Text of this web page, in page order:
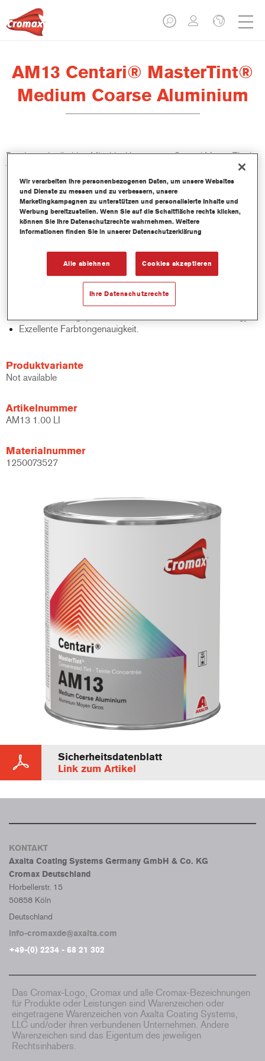
AM13 Centari® MasterTint®
Medium Coarse Aluminium
Das lösemittelhaltige Mischlackkonzentrat Centari MasterTint ist
Teil des Centari Decklack- und Basislack-Systems.
Produktmerkmale
Unverwechselbares, Vielseitiges und einfach zu
handhabenes Reparaturlacksystem.
Ein Mischbanksystem liefert alle lösemittelbasierenden
Lackqualitäten-medium - und high Solid Decklacke und
Basislacke.
Schnelle Bestandskontrolle.
Schnelle Materialverwaltung.
Spart Lagerplatz.
Exzellente Farbtongenauigkeit.
Produktvariante
Not available
Artikelnummer
AM13 1.00 LI
Materialnummer
1250073527
Sicherheitsdatenblatt
Link zum Artikel
KONTAKT
Axalta Coating Systems Germany GmbH & Co. KG
Cromax Deutschland
Horbellerstr. 15
50858 Köln
Deutschland
info-cromaxde@axalta.com
+49-(0) 2234 - 68 21 302
Das Cromax-Logo, Cromax und alle Cromax-Bezeichnungen
für Produkte oder Leistungen sind Warenzeichen oder
eingetragene Warenzeichen von Axalta Coating Systems,
LLC und/oder ihren verbundenen Unternehmen. Andere
Warenzeichen sind das Eigentum des jeweiligen
Rechtsinhabers.
Wir verarbeiten Ihre personenbezogenen Daten, um unsere Websites
und Dienste zu messen und zu verbessern, unsere
Marketingkampagnen zu unterstützen und personalisierte Inhalte und
Werbung bereitzustellen. Wenn Sie auf die Schaltfläche rechts klicken,
können Sie Ihre Datenschutzrechte wahrnehmen. Weitere
Informationen finden Sie in unserer Datenschutzerklärung
Alle ablehnen Cookies akzeptieren
Ihre Datenschutzrechte